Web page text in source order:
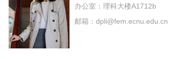
办公室：理科大楼A1712b
邮箱：dpli@fem.ecnu.edu.cn